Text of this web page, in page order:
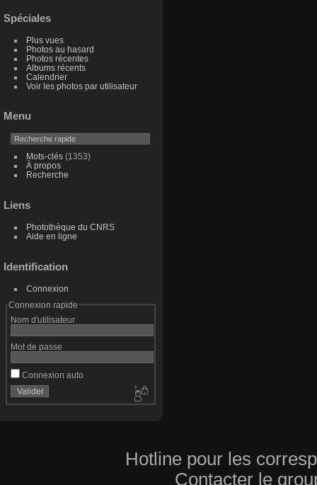
Spéciales
Plus vues
Photos au hasard
Photos récentes
Albums récents
Calendrier
Voir les photos par utilisateur
Menu
Mots-clés(1353)
À propos
Recherche
Liens
Photothèque du CNRS
Aide en ligne
Identification
Connexion
Connexion rapide
Nom d'utilisateur
Mot de passe
Connexion auto
Hotline pour les
Contacter le